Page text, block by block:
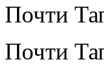
Почти
Почти